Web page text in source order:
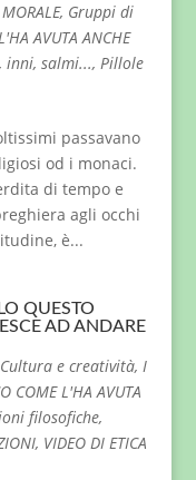
, Gruppi di
AVUTA ANCHE
inni, salmi..., Pillole
passavano
od i monaci.
di tempo e
agli occhi
è...
QUESTO
AD ANDARE
Cultura e creatività, I
COME L'HA AVUTA
filosofiche,
, VIDEO DI ETICA